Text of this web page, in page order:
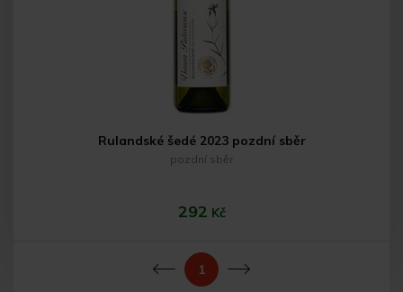
Rulandské šedé 2023 pozdní sběr
pozdní sběr
292 Kč
1